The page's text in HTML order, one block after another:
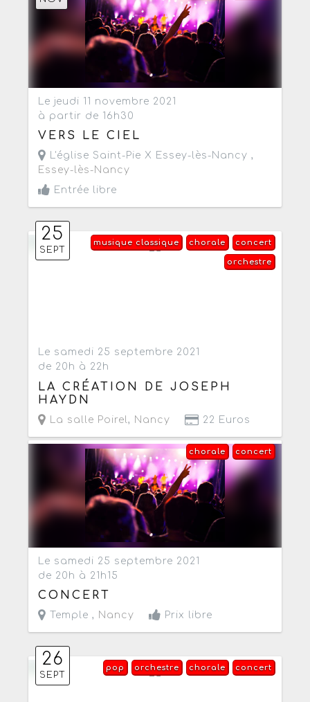
Le jeudi 11 novembre 2021
à partir de 16h30
VERS LE CIEL
L'église Saint-Pie X Essey-lès-Nancy ,
Essey-lès-Nancy
Entrée libre
25
SEPT
concert
chorale
musique classique
orchestre
Le samedi 25 septembre 2021
de 20h à 22h
LA CRÉATION DE JOSEPH
HAYDN
La salle Poirel , Nancy 22 Euros
concert
chorale
Le samedi 25 septembre 2021
de 20h à 21h15
CONCERT
Temple , Nancy Prix libre
26
SEPT
concert
chorale
orchestre
pop